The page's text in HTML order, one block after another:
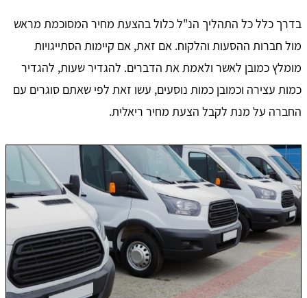
בדרך כלל כל התהליך הנ"ל כלול בהצעת מחיר המסוכמת מראש
מול חברות ההסעות והלקוח. אם זאת, אם קיימות הסתייגויות
מומלץ כמובן לאשר ולאמת את הדברים. להגדיר שעות, להגדיר
כמות עצירה וכמובן כמות נוסעים, עשו זאת לפי שאתם סוגרים עם
החברה על מנת לקבל הצעת מחיר ריאלית.